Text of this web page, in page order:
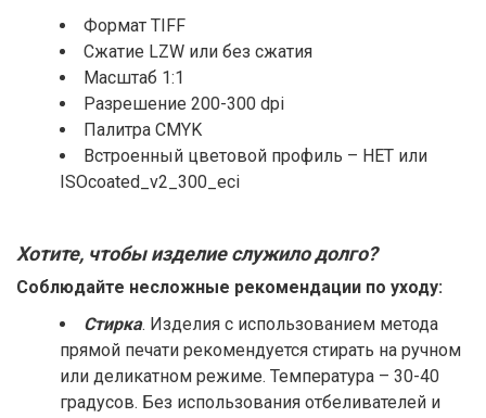
Формат TIFF
Сжатие LZW или без сжатия
Масштаб 1:1
Разрешение 200-300 dpi
Палитра CMYK
Встроенный цветовой профиль – НЕТ или
ISOcoated_v2_300_eci
Хотите, чтобы изделие служило долго?
Соблюдайте несложные рекомендации по уходу:
Стирка. Изделия с использованием метода
прямой печати рекомендуется стирать на ручном
или деликатном режиме. Температура – 30-40
градусов. Без использования отбеливателей и